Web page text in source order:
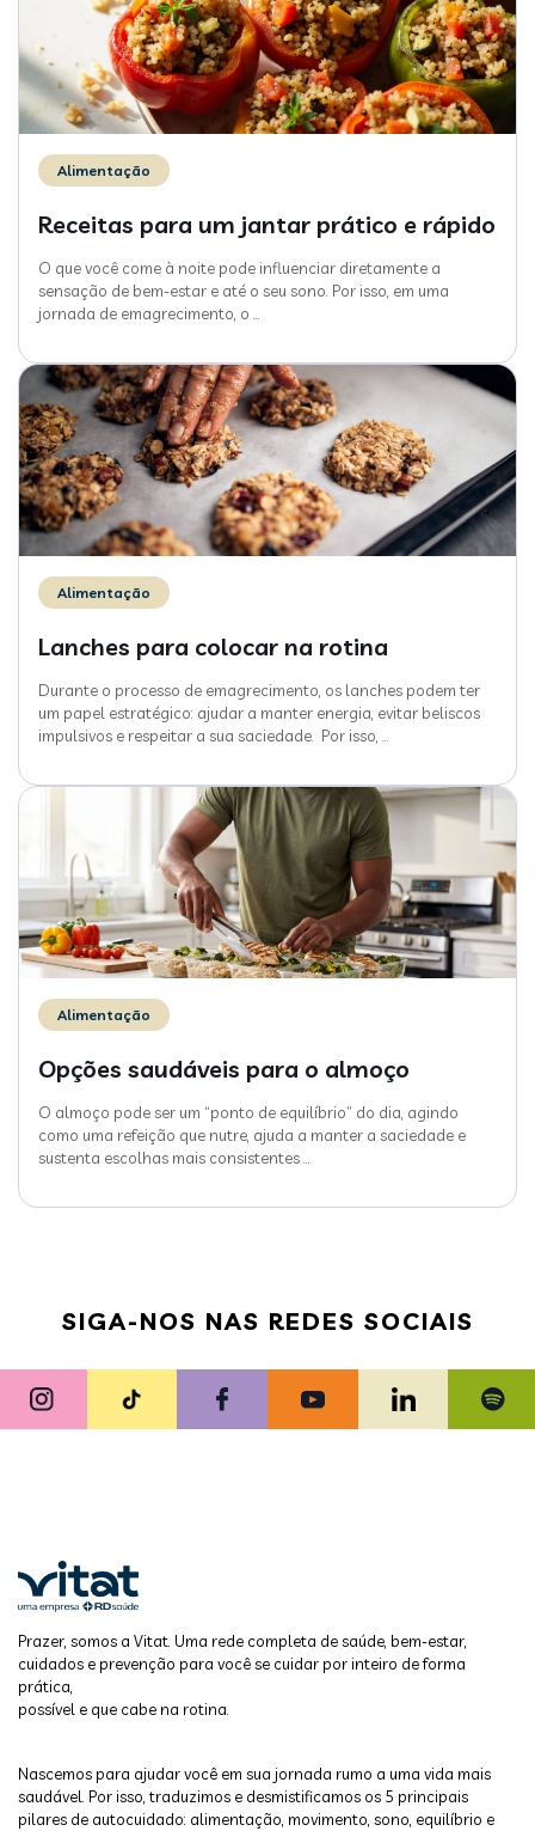
Alimentação
Receitas para um jantar prático e rápido
O que você come à noite pode influenciar diretamente a
sensação de bem-estar e até o seu sono. Por isso, em uma
jornada de emagrecimento, o …
Alimentação
Lanches para colocar na rotina
Durante o processo de emagrecimento, os lanches podem ter
um papel estratégico: ajudar a manter energia, evitar beliscos
impulsivos e respeitar a sua saciedade. Por isso, …
Alimentação
Opções saudáveis para o almoço
O almoço pode ser um “ponto de equilíbrio” do dia, agindo
como uma refeição que nutre, ajuda a manter a saciedade e
sustenta escolhas mais consistentes…
SIGA-NOS NAS REDES SOCIAIS
Prazer, somos a Vitat. Uma rede completa de saúde, bem-estar,
cuidados e prevenção para você se cuidar por inteiro de forma
prática,
possível e que cabe na rotina.
Nascemos para ajudar você em sua jornada rumo a uma vida mais
saudável. Por isso, traduzimos e desmistificamos os 5 principais
pilares de autocuidado: alimentação, movimento, sono, equilíbrio e